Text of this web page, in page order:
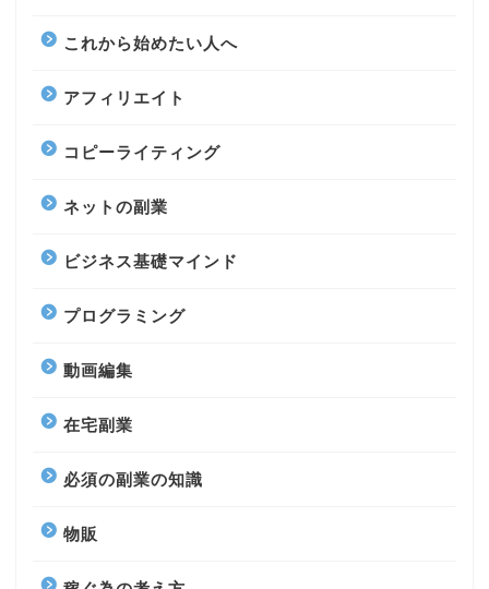
これから始めたい人へ
アフィリエイト
コピーライティング
ネットの副業
ビジネス基礎マインド
プログラミング
動画編集
在宅副業
必須の副業の知識
物販